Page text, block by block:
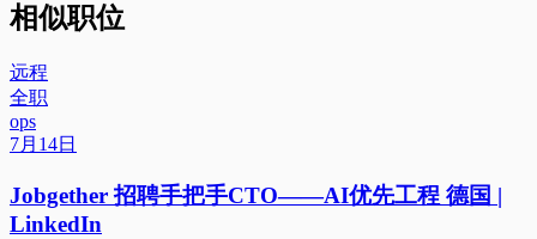
相似职位
远程
全职
ops
7月14日
Jobgether 招聘手把手CTO——AI优先工程 德国 |
LinkedIn